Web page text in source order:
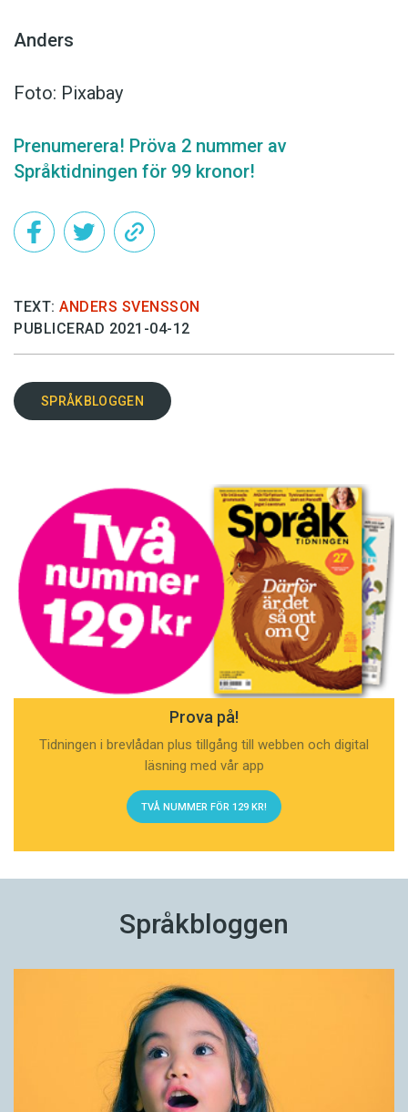
Anders
Foto: Pixabay
Prenumerera! Pröva 2 nummer av
Språktidningen för 99 kronor!
TEXT: ANDERS SVENSSON
PUBLICERAD 2021-04-12
SPRÅKBLOGGEN
Prova på!
Tidningen i brevlådan plus tillgång till webben och digital
läsning med vår app
TVÅ NUMMER FÖR 129 KR!
Språkbloggen